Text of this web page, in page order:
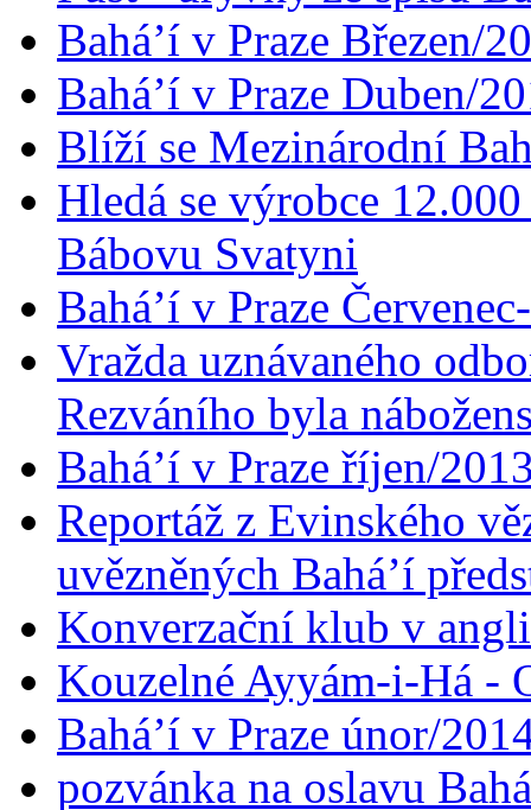
Bahá’í v Praze Březen/
Bahá’í v Praze Duben/
Blíží se Mezinárodní
Hledá se výrobce
Bábovu Svatyni
Bahá’í v Praze
Vražda uznávaného
Rezváního byla
Bahá’í v Praze říjen/
Reportáž z Evinského
uvězněných Bahá’í
Konverzační klub v
Kouzelné Ayyám-i-Há -
Bahá’í v Praze únor/
pozvánka na oslavu